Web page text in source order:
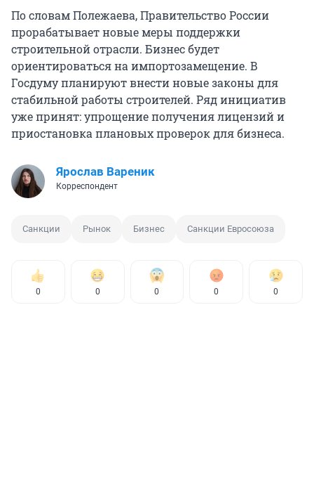
По словам Полежаева, Правительство России
прорабатывает новые меры поддержки
строительной отрасли. Бизнес будет
ориентироваться на импортозамещение. В
Госдуму планируют внести новые законы для
стабильной работы строителей. Ряд инициатив
уже принят: упрощение получения лицензий и
приостановка плановых проверок для бизнеса.
Ярослав Вареник
Корреспондент
Санкции Рынок Бизнес Санкции Евросоюза
0 0 0 0 0